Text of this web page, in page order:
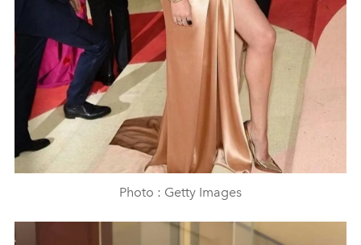
Photo : Getty Images